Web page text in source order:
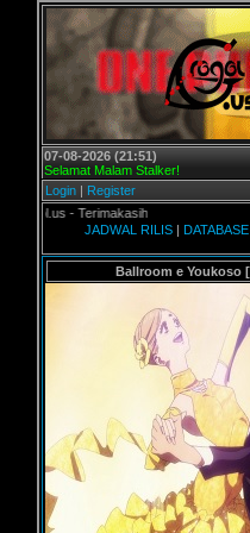
07-08-2026 (21:51)
Selamat Malam Stalker!
Login | Register
- Terimakasih
JADWAL RILIS |
Ballroom e Youkoso